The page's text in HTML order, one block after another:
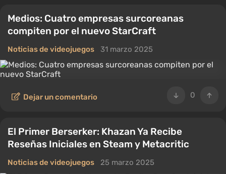
Medios: Cuatro empresas surcoreanas
compiten por el nuevo StarCraft
Noticias de videojuegos 31 marzo 2025
0
Dejar un comentario
El Primer Berserker: Khazan Ya Recibe
Reseñas Iniciales en Steam y Metacritic
Noticias de videojuegos 25 marzo 2025